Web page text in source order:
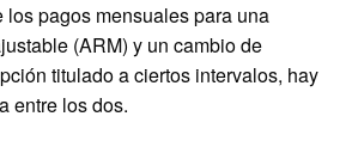
pagos mensuales para una
(ARM) y un cambio de
titulado a ciertos intervalos, hay
entre los dos.